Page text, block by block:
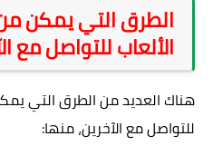
الطرق التي يمكن
الألعاب للتواصل مع
هناك العديد من الطرق التي
للتواصل مع الآخرين، منها: